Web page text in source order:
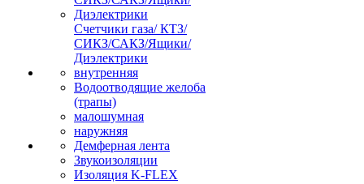
Счетчики газа/ КТЗ/
СИКЗ/САКЗ/Ящики/
Диэлектрики
внутренняя
Водоотводящие желоба
(трапы)
малошумная
наружняя
Демферная лента
Звукоизоляции
Изоляция K-FLEX